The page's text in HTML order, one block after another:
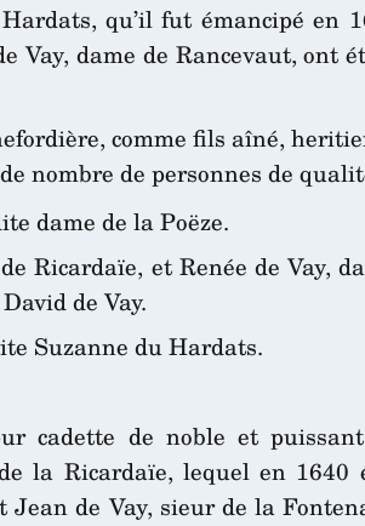
qu’il fut émancipé en
Vay, dame de Rancevaut, ont
comme fils aîné,
nombre de personnes de
dame de la Poëze.
Ricardaïe, et Renée de Vay,
de Vay.
Suzanne du Hardats.
cadette de noble et
la Ricardaïe, lequel en 1640
de Vay, sieur de la